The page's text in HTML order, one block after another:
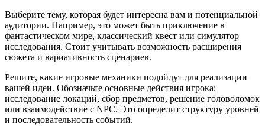
Выберите тему, которая будет интересна вам и потенциальной
аудитории. Например, это может быть приключение в
фантастическом мире, классический квест или симулятор
исследования. Стоит учитывать возможность расширения
сюжета и вариативность сценариев.
Решите, какие игровые механики подойдут для реализации
вашей идеи. Обозначьте основные действия игрока:
исследование локаций, сбор предметов, решение головоломок
или взаимодействие с NPC. Это определит структуру уровней
и последовательность событий.